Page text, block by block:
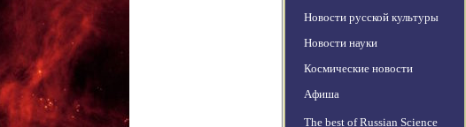
Новости русской культуры
Новости науки
Космические новости
Афиша
The best of Russian Science